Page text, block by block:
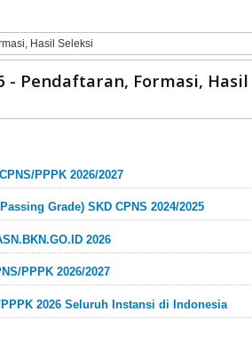
Hasil Seleksi
- Pendaftaran, Formasi, Hasil
PPPK 2026/2027
Grade) SKD CPNS 2024/2025
2026
PPPK 2026/2027
2026 Seluruh Instansi di Indonesia